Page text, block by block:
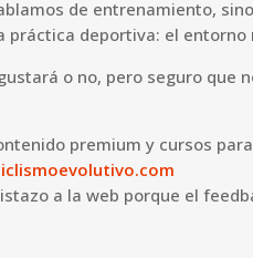
de entrenamiento,
práctica deportiva: el entorno
o no, pero seguro que
premium y cursos
a la web porque el